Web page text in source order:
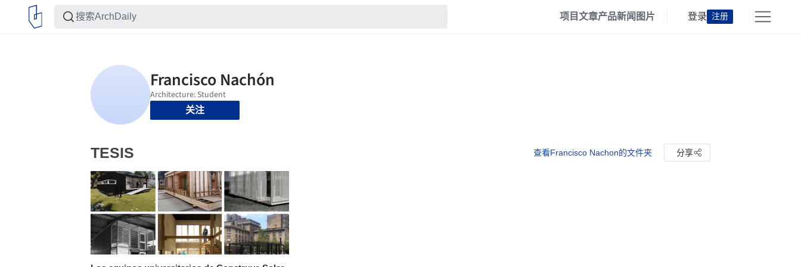
项目文章产品新闻 图片 登录 注册
关注
TESIS 查看Francisco Nachon的文件夹 分享